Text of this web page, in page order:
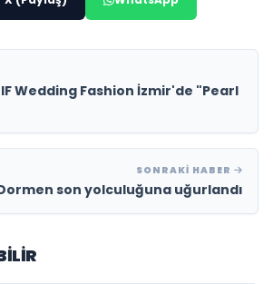
Wedding Fashion İzmir'de "Pearl
SONRAKI HABER
son yolculuğuna uğurlandı